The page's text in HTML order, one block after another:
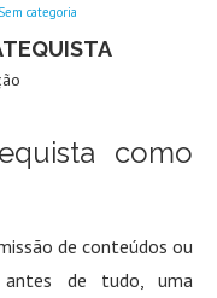
Sem categoria
como
de conteúdos ou
de tudo, uma